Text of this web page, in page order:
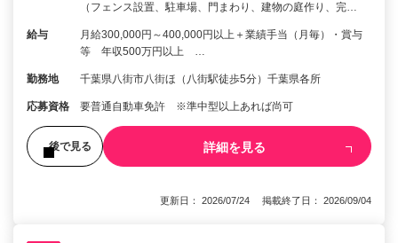
（フェンス設置、駐車場、門まわり、建物の庭作り、完…
給与
月給300,000円～400,000円以上＋業績手当（月毎）・賞与
等 年収500万円以上 …
勤務地 千葉県八街市八街ほ（八街駅徒歩5分）千葉県各所
応募資格 要普通自動車免許 ※準中型以上あれば尚可
後で見る 詳細を見る
更新日： 2026/07/24 掲載終了日： 2026/09/04